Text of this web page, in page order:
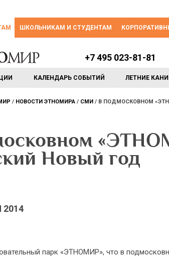
ШКОЛЬНИКАМ И СТУДЕНТАМ
КАЛЕНДАРЬ СОБЫТИЙ ЛЕТНИЕ
+7 495 023-81-81
НОВОСТИ ЭТНОМИРА СМИ В ПОДМОСКОВНОМ
Новый год
парк «ЭТНОМИР», что в